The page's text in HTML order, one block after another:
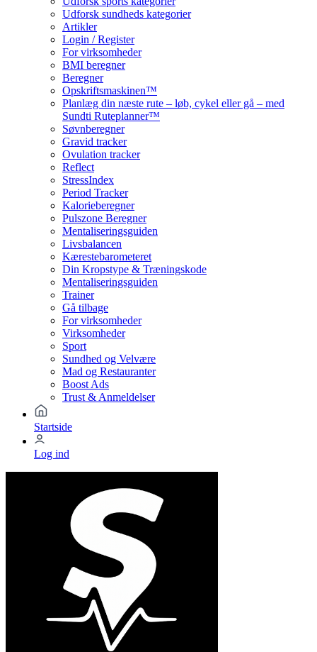
Udforsk sundheds kategorier
Artikler
Login / Register
For virksomheder
BMI beregner
Beregner
Opskriftsmaskinen™
Planlæg din næste rute – løb, cykel eller gå – med
Sundti Ruteplanner™
Søvnberegner
Gravid tracker
Ovulation tracker
Reflect
StressIndex
Period Tracker
Kalorieberegner
Pulszone Beregner
Mentaliseringsguiden
Livsbalancen
Kærestebarometeret
Din Kropstype & Træningskode
Mentaliseringsguiden
Trainer
Gå tilbage
For virksomheder
Virksomheder
Sport
Sundhed og Velvære
Mad og Restauranter
Boost Ads
Trust & Anmeldelser
Startside
Log ind